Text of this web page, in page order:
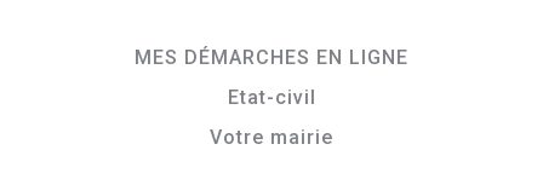
MES DÉMARCHES EN LIGNE
Etat-civil
Votre mairie